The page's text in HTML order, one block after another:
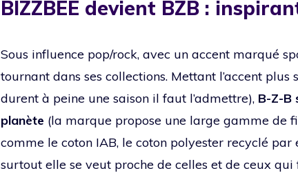
BIZZBEE devient BZB :
Sous influence pop/rock, avec un accent marqué
tournant dans ses collections. Mettant l’accent
durent à peine une saison il faut l’admettre), B-Z-B
planète (la marque propose une large gamme de
comme le coton IAB, le coton polyester recyclé
surtout elle se veut proche de celles et de ceux